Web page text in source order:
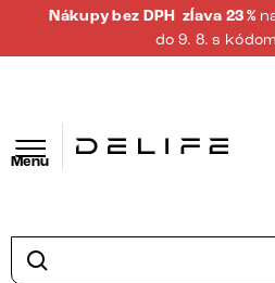
Nákupy bez DPH zĺava 23 %
do 9. 8. s kódom
Menu